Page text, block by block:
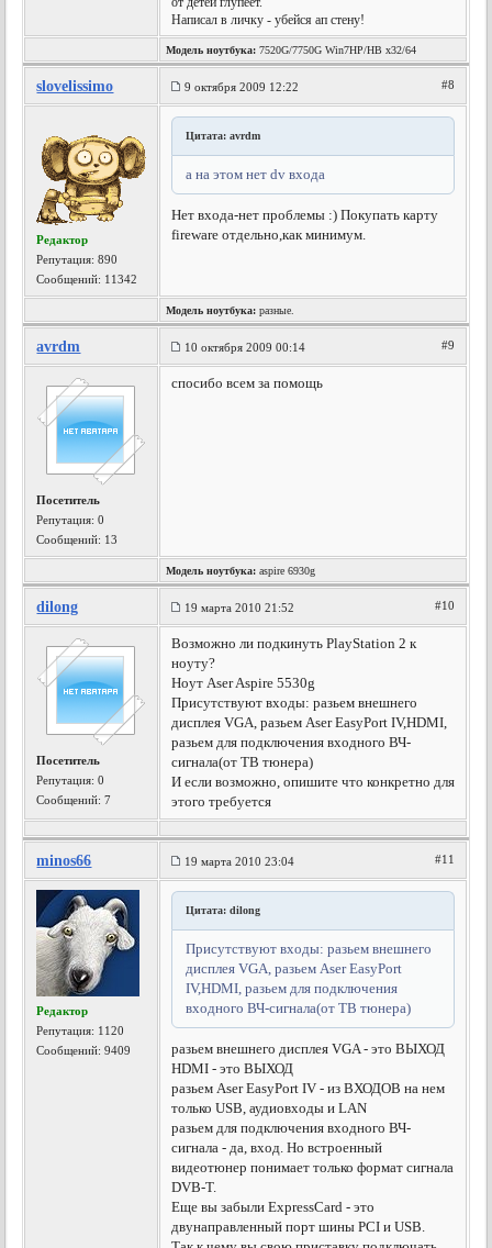
Написал в личку - убейся ап стену!
Модель ноутбука: 7520G/7750G Win7HP/HB x32/64
slovelissimo 9 октября 2009 12:22 #8
Редактор
Репутация:890
Сообщений: 11342
Цитата: avrdm
а на этом нет dv входа
Нет входа-нет проблемы :) Покупать карту
fireware отдельно,как минимум.
Модель ноутбука: разные.
avrdm 10 октября 2009 00:14 #9
Посетитель
Репутация:0
Сообщений: 13
спосибо всем за помощь
Модель ноутбука: aspire 6930g
dilong 19 марта 2010 21:52 #10
Посетитель
Репутация:0
Сообщений: 7
Возможно ли подкинуть PlayStation 2 к
ноуту?
Ноут Aser Aspire 5530g
Присутствуют входы: разьем внешнего
дисплея VGA, разьем Aser EasyPort IV,HDMI,
разьем для подключения входного ВЧ-
сигнала(от ТВ тюнера)
И если возможно, опишите что конкретно для
этого требуется
minos66 19 марта 2010 23:04 #11
Редактор
Репутация: 1120
Сообщений: 9409
Цитата: dilong
Присутствуют входы: разьем внешнего
дисплея VGA, разьем Aser EasyPort
IV,HDMI, разьем для подключения
входного ВЧ-сигнала(от ТВ тюнера)
разьем внешнего дисплея VGA - это ВЫХОД
HDMI - это ВЫХОД
разьем Aser EasyPort IV - из ВХОДОВ на нем
только USB, аудиовходы и LAN
разьем для подключения входного ВЧ-
сигнала - да, вход. Но встроенный
видеотюнер понимает только формат сигнала
DVB-T.
Еще вы забыли ExpressCard - это
двунаправленный порт шины PCI и USB.